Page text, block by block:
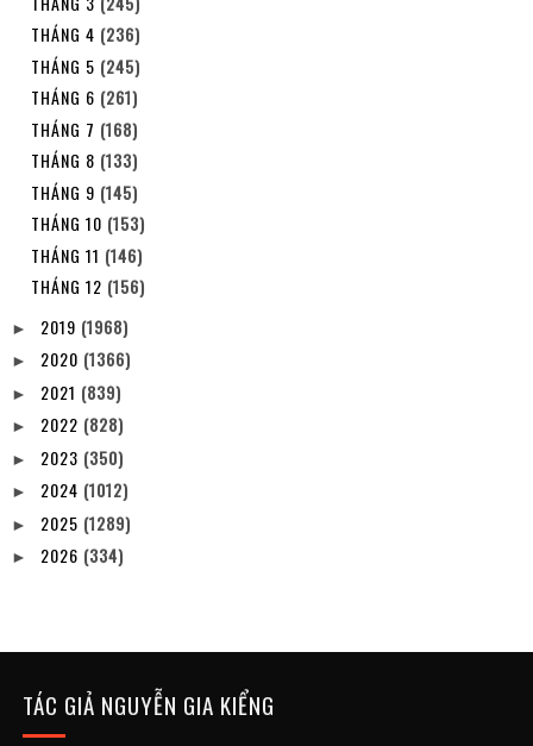
THÁNG 4 (236)
THÁNG 5 (245)
THÁNG 6 (261)
THÁNG 7 (168)
THÁNG 8 (133)
THÁNG 9 (145)
THÁNG 10 (153)
THÁNG 11 (146)
THÁNG 12 (156)
► 2019 (1968)
► 2020 (1366)
► 2021 (839)
► 2022 (828)
► 2023 (350)
► 2024 (1012)
► 2025 (1289)
► 2026 (334)
TÁC GIẢ NGUYỄN GIA KIỂNG